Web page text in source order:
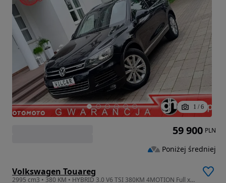
1 / 6
Volkswagen Touareg
2995 cm3 • 380 KM • HYBRID 3.0 V6 TSI 380KM 4MOTION Full xenon pano keyless kamera360
59 900 PLN
Poniżej średniej